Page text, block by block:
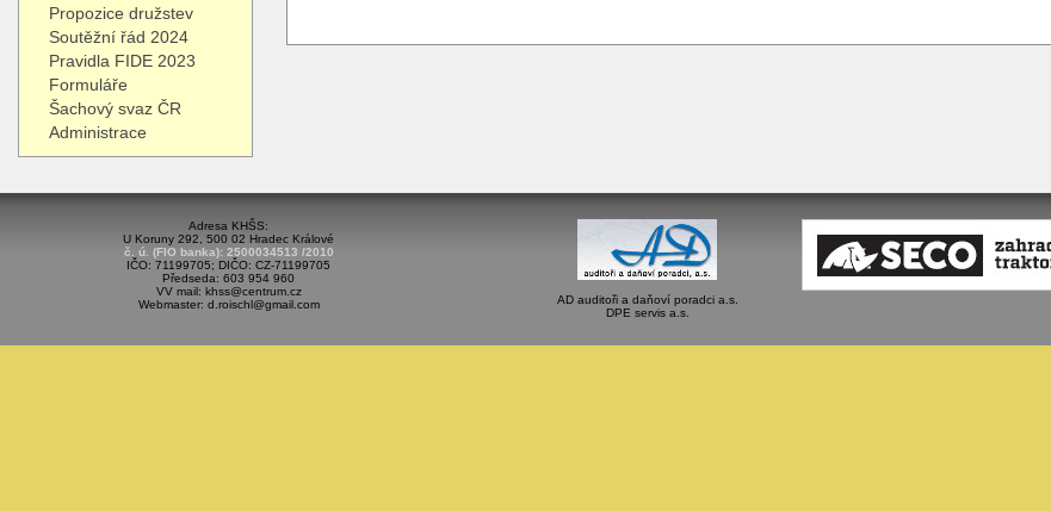
Propozice družstev
Soutěžní řád 2024
Pravidla FIDE 2023
Formuláře
Šachový svaz ČR
Administrace
Adresa KHŠS:
U Koruny 292, 500 02 Hradec Králové
č. ú. (FIO banka): 2500034513 /2010
IČO: 71199705; DIČO: CZ-71199705
Předseda: 603 954 960
VV mail: khss@centrum.cz
Webmaster: d.roischl@gmail.com
AD auditoři a daňoví poradci a.s.
DPE servis a.s.